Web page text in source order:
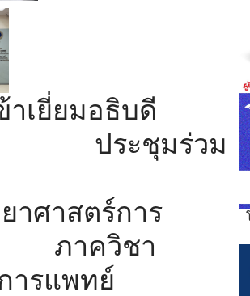
าเยี่ยมอธิบดี
ประชุมร่วม
าศาสตร์การ
ภาควิชา
ารแพทย์